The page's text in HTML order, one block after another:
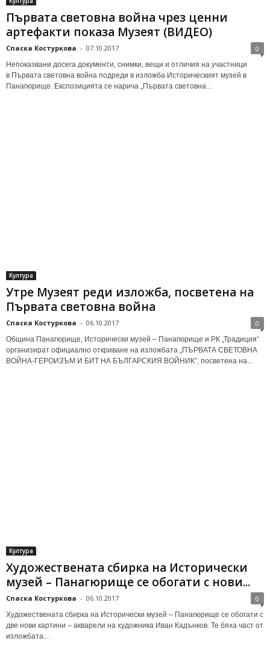
Първата световна война чрез ценни
артефакти показа Музеят (ВИДЕО)
Спаска Костуркова - 07.10.2017 0
Непоказвани досега документи, снимки, вещи и отличия на участници
в Първата световна война подреди в изложба Историческият музей в
Панагюрище. Експозицията се нарича „Първата световна...
Култура
Утре Музеят реди изложба, посветена на
Първата световна война
Спаска Костуркова - 06.10.2017 0
Община Панагюрище, Исторически музей – Панагюрище и РК „Традиция“
организират официално откриване на изложбата „ПЪРВАТА СВЕТОВНА
ВОЙНА-ГЕРОИЗЪМ И БИТ НА БЪЛГАРСКИЯ ВОЙНИК”, посветена на...
Култура
Художествената сбирка на Исторически
музей – Панагюрище се обогати с нови...
Спаска Костуркова - 06.10.2017 0
Художествената сбирка на Исторически музей – Панагюрище се обогати с
две нови картини – акварели на художника Иван Кадънков. Те бяха част от
изложбата...